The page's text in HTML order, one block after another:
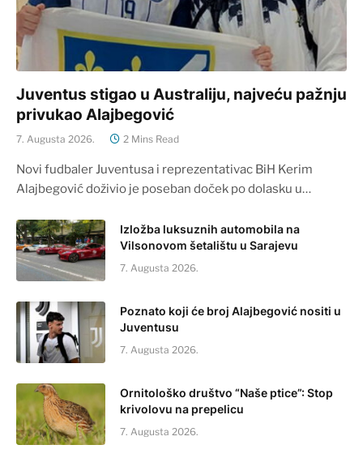
Juventus stigao u Australiju, najveću pažnju
privukao Alajbegović
7. Augusta 2026. 2 Mins Read
Novi fudbaler Juventusa i reprezentativac BiH Kerim
Alajbegović doživio je poseban doček po dolasku u…
Izložba luksuznih automobila na
Vilsonovom šetalištu u Sarajevu
7. Augusta 2026.
Poznato koji će broj Alajbegović nositi u
Juventusu
7. Augusta 2026.
Ornitološko društvo “Naše ptice”: Stop
krivolovu na prepelicu
7. Augusta 2026.